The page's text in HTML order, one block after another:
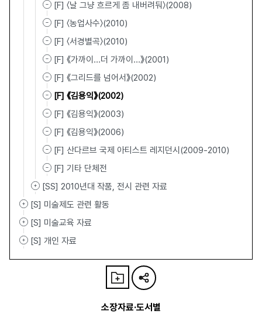
[F] 〈날 그냥 흐르게 좀 내버려둬〉(2008)
[F] 〈농업사수〉(2010)
[F] 〈서경별곡〉(2010)
[F] 《가까이...더 가까이...》(2001)
[F] 《그리드를 넘어서》(2002)
[F] 《김용익》(2002)
[F] 《김용익》(2003)
[F] 《김용익》(2006)
[F] 산다르브 국제 아티스트 레지던시(2009-2010)
[F] 기타 단체전
[SS] 2010년대 작품, 전시 관련 자료
[S] 미술제도 관련 활동
[S] 미술교육 자료
[S] 개인 자료
소장자료·도서별